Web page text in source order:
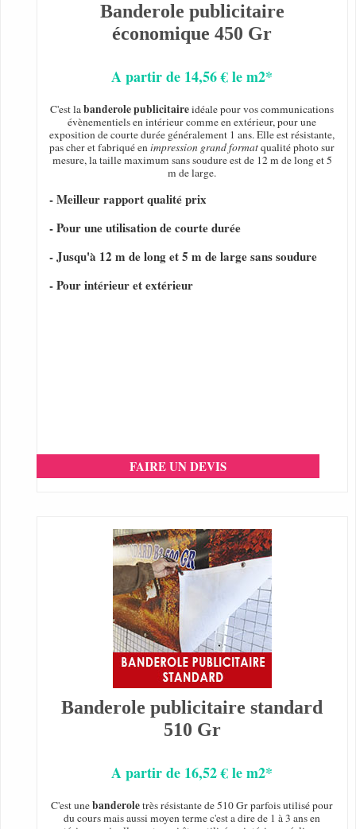
Banderole publicitaire
économique 450 Gr
A partir de 14,56 € le m2*
C'est labanderole publicitaireidéale pour vos communications
évènementiels en intérieur comme en extérieur, pour une
exposition de courte durée généralement 1 ans. Elle est résistante,
pas cher et fabriqué enimpression grand formatqualité photo sur
mesure, la taille maximum sans soudure est de 12 m de long et 5
m de large.
- Meilleur rapport qualité prix
- Pour une utilisation de courte durée
- Jusqu'à 12 m de long et 5 m de large sans soudure
- Pour intérieur et extérieur
FAIRE UN DEVIS
Banderole publicitaire standard
510 Gr
A partir de 16,52 € le m2*
C'est unebanderoletrès résistante de 510 Gr parfois utilisé pour
du cours mais aussi moyen terme c'est a dire de 1 à 3 ans en